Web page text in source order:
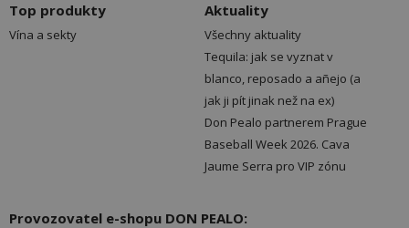
Top produkty
Vína a sekty
Aktuality
Všechny aktuality
Tequila: jak se vyznat v
blanco, reposado a añejo (a
jak ji pít jinak než na ex)
Don Pealo partnerem Prague
Baseball Week 2026. Cava
Jaume Serra pro VIP zónu
Provozovatel e-shopu DON PEALO: